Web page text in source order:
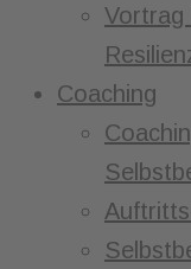
Vortrag
Coaching